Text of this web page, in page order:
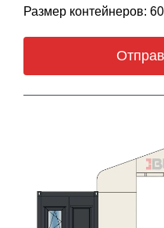
Размер контейнеров: